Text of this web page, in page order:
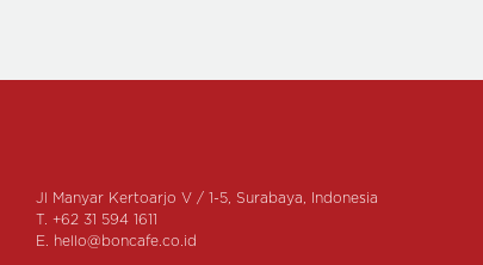
Jl Manyar Kertoarjo V / 1-5, Surabaya, Indonesia
T. +62 31 594 1611
E. hello@boncafe.co.id